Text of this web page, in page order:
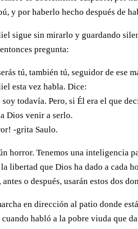
y por haberlo hecho después de
sigue sin mirarlo y guardando
pregunta:
tú, también tú, seguidor de ese
esta vez habla. Dice:
todavía. Pero, si Él era el que
Dios venir a serlo.
-grita Saulo.
horror. Tenemos una inteligencia
libertad que Dios ha dado a cada
antes o después, usarán estos dos
en dirección al patio donde
habló a la pobre viuda que